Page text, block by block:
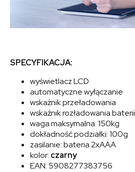
SPECYFIKACJA:
wyświetlacz LCD
automatyczne wyłączanie
wskaźnik przeładowania
wskaźnik rozładowania baterii
waga maksymalna: 150kg
dokładność podziałki: 100g
zasilanie: bateria 2xAAA
kolor: czarny
EAN: 5908277383756